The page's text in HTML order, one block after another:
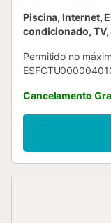
Piscina, Internet,
condicionado, TV,
Permitido no
Cancelamento